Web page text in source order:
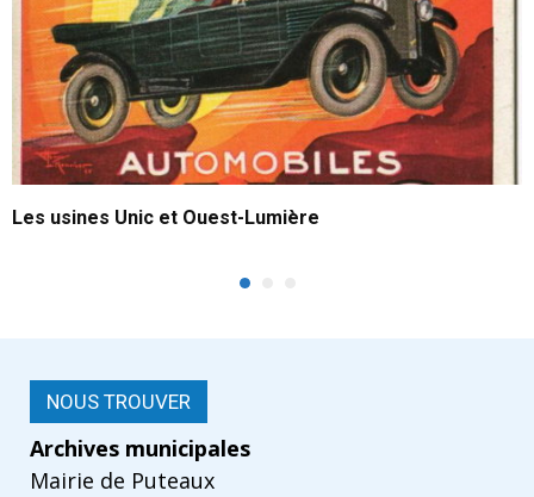
Les usines Unic et Ouest-Lumière
NOUS TROUVER
Archives municipales
Mairie de Puteaux